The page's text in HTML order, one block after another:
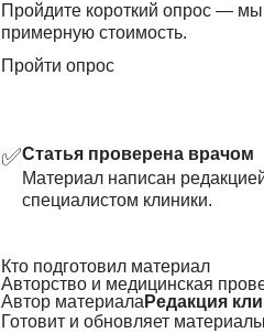
Пройдите короткий опрос —
примерную стоимость.
Пройти опрос
✅Статья проверена врачом
Материал написан
специалистом клиники.
Кто подготовил материал
Авторство и медицинская
Автор материала Редакция
Готовит и обновляет